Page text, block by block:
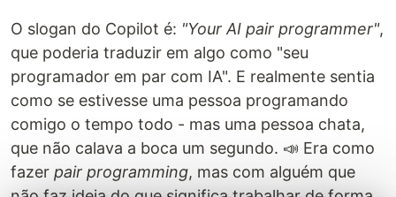
O slogan do Copilot é: "Your AI pair programmer",
que poderia traduzir em algo como "seu
programador em par com IA". E realmente sentia
como se estivesse uma pessoa programando
comigo o tempo todo - mas uma pessoa chata,
que não calava a boca um segundo. 📣 Era como
fazer pair programming, mas com alguém que